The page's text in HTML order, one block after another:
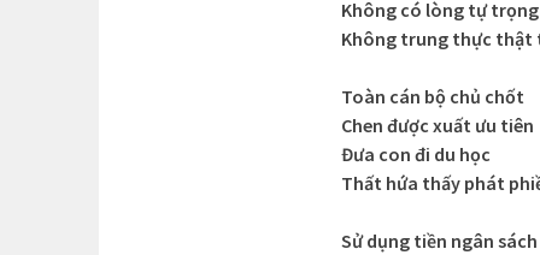
Không có lòng tự trọng
Không trung thực thật
Toàn cán bộ chủ chốt
Chen được xuất ưu tiên
Đưa con đi du học
Thất hứa thấy phát
Sử dụng tiền ngân sách